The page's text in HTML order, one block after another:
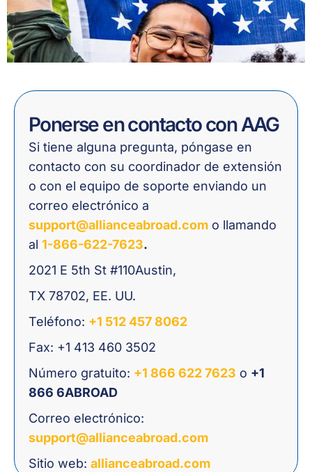
Ponerse en contacto con AAG
Si tiene alguna pregunta, póngase en
contacto con su coordinador de extensión
o con el equipo de soporte enviando un
correo electrónico a
support@allianceabroad.com o llamando
al 1-866-622-7623.
2021 E 5th St #110Austin,
TX 78702, EE. UU.
Teléfono: +1 512 457 8062
Fax: +1 413 460 3502
Número gratuito: +1 866 622 7623 o +1
866 6ABROAD
Correo electrónico:
support@allianceabroad.com
Sitio web: allianceabroad.com